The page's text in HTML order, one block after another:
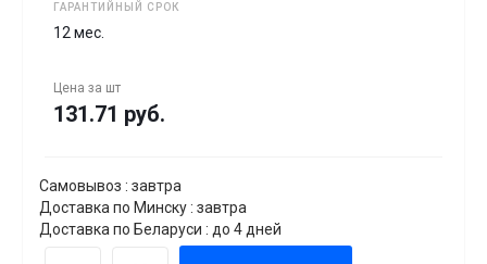
ГАРАНТИЙНЫЙ СРОК
12 мес.
Цена за шт
131.71 руб.
Самовывоз : завтра
Доставка по Минску : завтра
Доставка по Беларуси : до 4 дней